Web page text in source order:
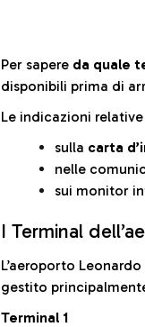
Per sapere da quale
disponibili prima di
Le indicazioni
sulla carta
nelle
sui monitor
I Terminal
L’aeroporto
gestito
Terminal 1